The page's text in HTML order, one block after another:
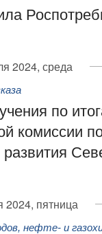
2024, среда
по
комиссии
2024, пятница
нефте- и